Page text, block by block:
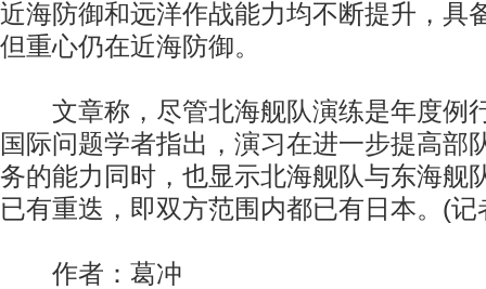
近海防御和远洋作战能力均不断提升，具
但重心仍在近海防御。
文章称，尽管北海舰队演练是年度例
国际问题学者指出，演习在进一步提高部
务的能力同时，也显示北海舰队与东海舰
已有重迭，即双方范围内都已有日本。(记
作者：葛冲